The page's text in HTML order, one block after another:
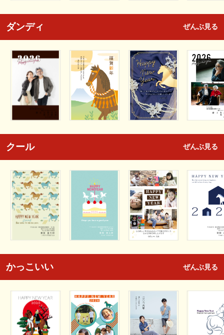
ダンディ ぜんぶ見る
クール ぜんぶ見る
かっこいい ぜんぶ見る